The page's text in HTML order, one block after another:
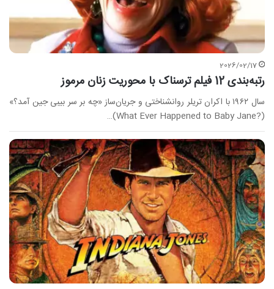
2026/02/17
رتبه‌بندی 12 فیلم ترسناک با محوریت زنان مرموز
سال ۱۹۶۲ با اکران تریلر روانشناختی و جریان‌ساز «چه بر سر بیبی جین آمد؟»
(?What Ever Happened to Baby Jane)…